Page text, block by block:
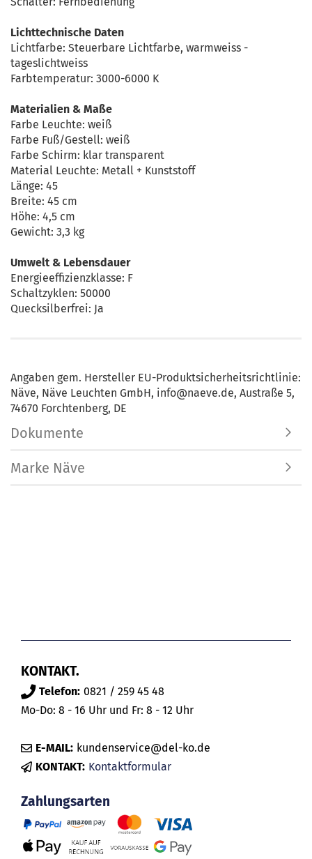
Lichttechnische Daten
Lichtfarbe: Steuerbare Lichtfarbe, warmweiss -
tageslichtweiss
Farbtemperatur: 3000-6000 K
Materialien & Maße
Farbe Leuchte: weiß
Farbe Fuß/Gestell: weiß
Farbe Schirm: klar transparent
Material Leuchte: Metall + Kunststoff
Länge: 45
Breite: 45 cm
Höhe: 4,5 cm
Gewicht: 3,3 kg
Umwelt & Lebensdauer
Energieeffizienzklasse: F
Schaltzyklen: 50000
Quecksilberfrei: Ja
Angaben gem. Hersteller EU-Produktsicherheitsrichtlinie:
Näve, Näve Leuchten GmbH, info@naeve.de, Austraße 5,
74670 Forchtenberg, DE
Dokumente
Marke Näve
KONTAKT.
Telefon: 0821 / 259 45 48
Mo-Do: 8 - 16 Uhr und Fr: 8 - 12 Uhr
E-MAIL: kundenservice@del-ko.de
KONTAKT: Kontaktformular
Zahlungsarten